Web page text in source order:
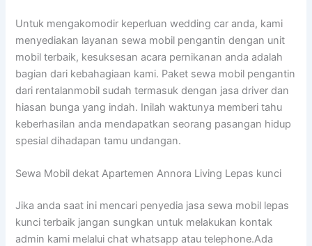
Untuk mengakomodir keperluan wedding car anda, kami
menyediakan layanan sewa mobil pengantin dengan unit
mobil terbaik, kesuksesan acara pernikanan anda adalah
bagian dari kebahagiaan kami. Paket sewa mobil pengantin
dari rentalanmobil sudah termasuk dengan jasa driver dan
hiasan bunga yang indah. Inilah waktunya memberi tahu
keberhasilan anda mendapatkan seorang pasangan hidup
spesial dihadapan tamu undangan.
Sewa Mobil dekat Apartemen Annora Living Lepas kunci
Jika anda saat ini mencari penyedia jasa sewa mobil lepas
kunci terbaik jangan sungkan untuk melakukan kontak
admin kami melalui chat whatsapp atau telephone.Ada